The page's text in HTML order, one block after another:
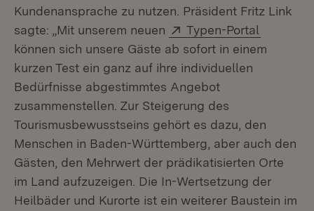
Kundenansprache zu nutzen. Präsident Fritz Link
sagte: „Mit unserem neuen
Extern:
Typen-Portal
können sich unsere Gäste ab sofort in einem
kurzen Test ein ganz auf ihre individuellen
Bedürfnisse abgestimmtes Angebot
zusammenstellen. Zur Steigerung des
Tourismusbewusstseins gehört es dazu, den
Menschen in Baden-Württemberg, aber auch den
Gästen, den Mehrwert der prädikatisierten Orte
im Land aufzuzeigen. Die In-Wertsetzung der
Heilbäder und Kurorte ist ein weiterer Baustein im